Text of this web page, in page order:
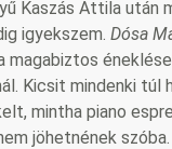
Kaszás Attila után
igyekszem. Dósa
magabiztos
Kicsit mindenki túl
mintha piano
jöhetnének